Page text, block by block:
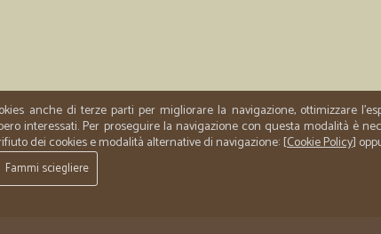
anche di terze parti per migliorare la navigazione, ottimizzare
interessati. Per proseguire la navigazione con questa modalità è
dei cookies e modalità alternative di navigazione: [Cookie Policy]
Fammi sciegliere